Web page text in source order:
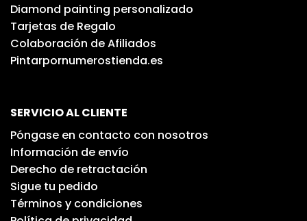
Diamond painting personalizado
Tarjetas de Regalo
Colaboración de Afiliados
Pintarpornumerostienda.es
SERVICIO AL CLIENTE
Póngase en contacto con nosotros
Información de envío
Derecho de retractación
Sigue tu pedido
Términos y condiciones